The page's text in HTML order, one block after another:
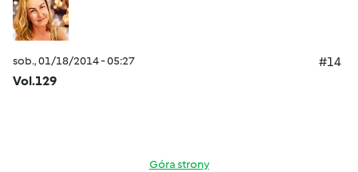
sob., 01/18/2014 - 05:27
#14
Vol.129
Góra strony